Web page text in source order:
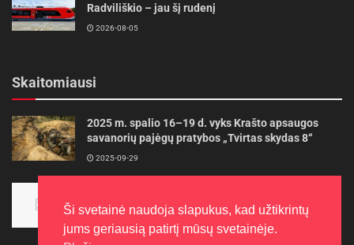
Radviliškio – jau šį rudenį
2026-08-05
Skaitomiausi
2025 m. spalio 16–19 d. vyks Krašto apsaugos
savanorių pajėgų pratybos „Tvirtas skydas 8“
2025-09-29
aukso
2015-10-30
Ši svetainė naudoja slapukus, kad užtikrintų
jums geriausią patirtį mūsų svetainėje.